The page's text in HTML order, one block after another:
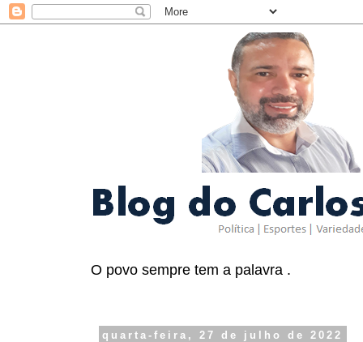
O povo sempre tem a palavra .
quarta-feira, 27 de julho de 2022